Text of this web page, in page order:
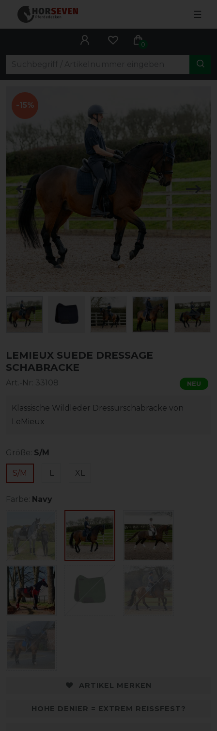
☰
0
-15%
LEMIEUX SUEDE DRESSAGE
SCHABRACKE
Art.-Nr: 33108 NEU
Klassische Wildleder Dressurschabracke von
LeMieux
Größe: S/M
S/M L XL
Farbe: Navy
ARTIKEL MERKEN
HOHE DENIER = EXTREM REISSFEST?